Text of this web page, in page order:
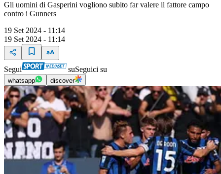
Gli uomini di Gasperini vogliono subito far valere il fattore campo
contro i Gunners
19 Set 2024 - 11:14
19 Set 2024 - 11:14
Segui suSeguici su
whatsapp discover